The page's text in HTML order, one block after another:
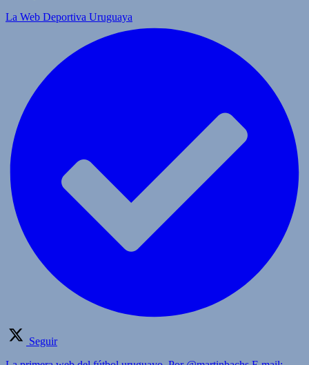
La Web Deportiva Uruguaya
Seguir